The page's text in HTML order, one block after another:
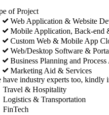
of Project
Web Application & Website
Mobile Application, Back-end
Custom Web & Mobile App
Web/Desktop Software &
Business Planning and
Marketing Aid & Services
have industry experts too, kindly
Travel & Hospitality
Logistics & Transportation
FinTech